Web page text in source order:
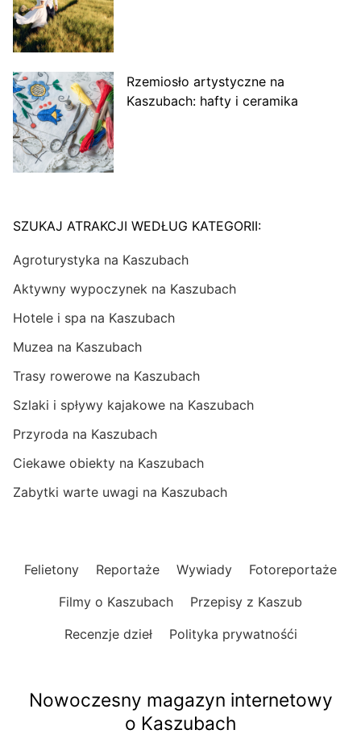
Rzemiosło artystyczne na
Kaszubach: hafty i ceramika
SZUKAJ ATRAKCJI WEDŁUG KATEGORII:
Agroturystyka na Kaszubach
Aktywny wypoczynek na Kaszubach
Hotele i spa na Kaszubach
Muzea na Kaszubach
Trasy rowerowe na Kaszubach
Szlaki i spływy kajakowe na Kaszubach
Przyroda na Kaszubach
Ciekawe obiekty na Kaszubach
Zabytki warte uwagi na Kaszubach
Felietony Reportaże Wywiady
Fotoreportaże
Filmy o Kaszubach
Przepisy z Kaszub
Recenzje dzieł
Polityka prywatnośći
Nowoczesny magazyn internetowy
o Kaszubach